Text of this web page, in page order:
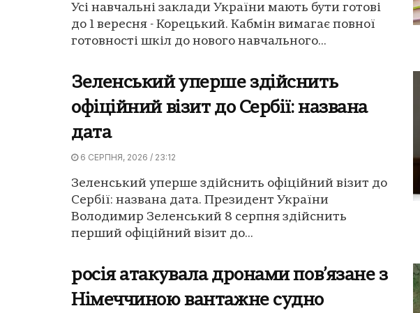
Усі навчальні заклади України мають бути готові
до 1 вересня - Корецький. Кабмін вимагає повної
готовності шкіл до нового навчального...
Зеленський уперше здійснить
офіційний візит до Сербії: названа
дата
6 СЕРПНЯ, 2026 / 23:12
Зеленський уперше здійснить офіційний візит до
Сербії: названа дата. Президент України
Володимир Зеленський 8 серпня здійснить
перший офіційний візит до...
росія атакувала дронами пов’язане з
Німеччиною вантажне судно